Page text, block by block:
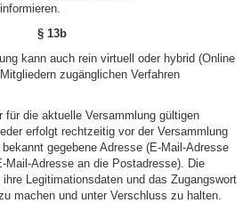
§ 13b
kann auch rein virtuell oder hybrid (Online
zugänglichen Verfahren
für die aktuelle Versammlung gültigen
erfolgt rechtzeitig vor der Versammlung
gegebene Adresse (E-Mail-Adresse
Mail-Adresse an die Postadresse). Die
Legitimationsdaten und das Zugangswort
machen und unter Verschluss zu halten.